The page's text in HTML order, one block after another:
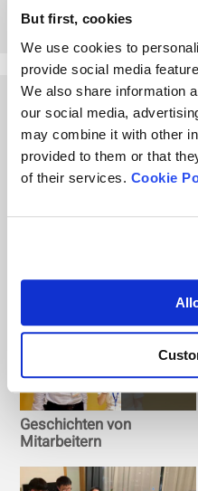
But first, cookies
We use cookies to
provide social media
We also share information
our social media,
may combine it with other
provided to them or that
of their services. Cookie
Other Playlists
- Huangteng-Schlucht
5
Geschichten von
Mitarbeitern